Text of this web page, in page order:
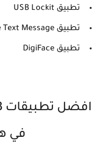
تطبيق USB Lockit
تطبيق Fake Text Message
تطبيق DigiFace
في